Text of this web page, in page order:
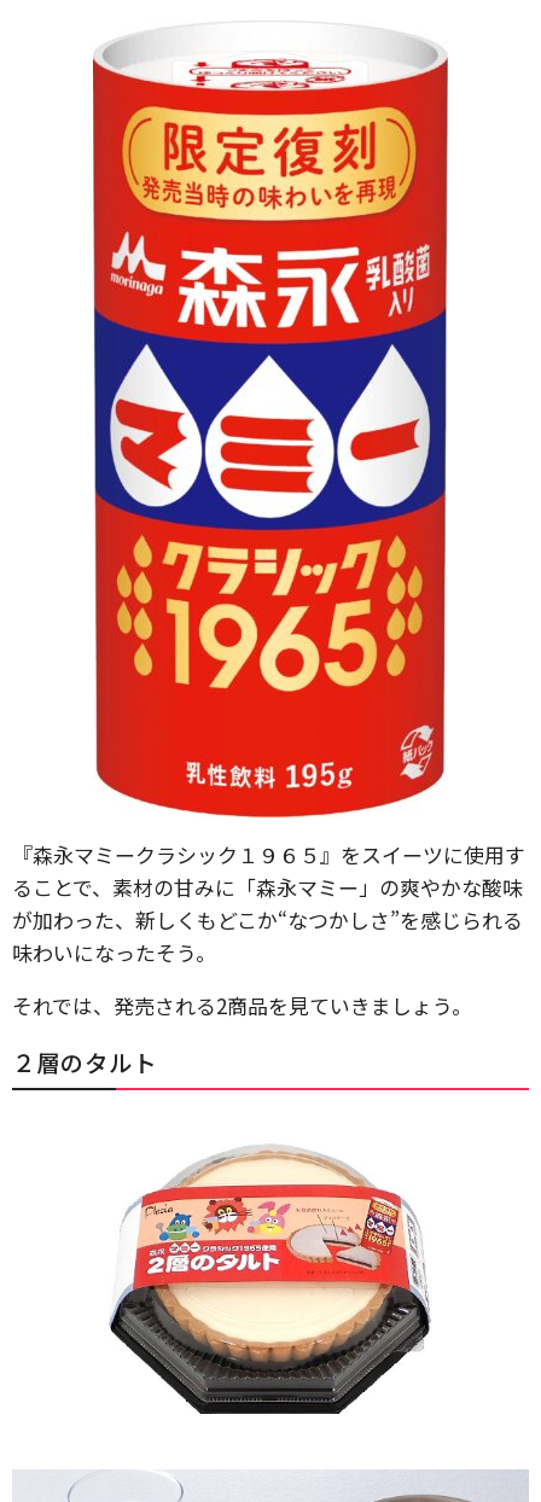
『森永マミークラシック１９６５』をスイーツに使用す
ることで、素材の甘みに「森永マミー」の爽やかな酸味
が加わった、新しくもどこか“なつかしさ”を感じられる
味わいになったそう。
それでは、発売される2商品を見ていきましょう。
２層のタルト